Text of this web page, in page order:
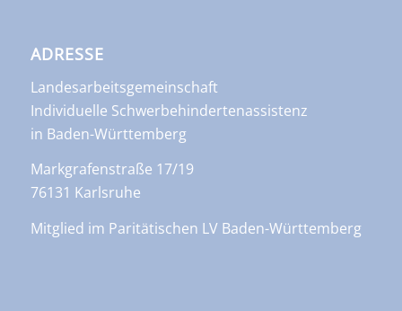
ADRESSE
Landesarbeitsgemeinschaft
Individuelle Schwerbehindertenassistenz
in Baden-Württemberg
Markgrafenstraße 17/19
76131 Karlsruhe
Mitglied im Paritätischen LV Baden-Württemberg